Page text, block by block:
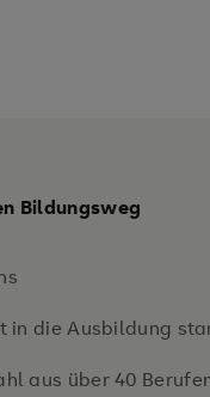
Bildungsweg
in die Ausbildung
aus über 40